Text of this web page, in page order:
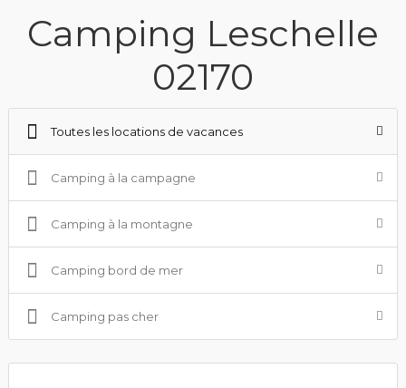
Camping Leschelle
02170
Toutes les locations de vacances
Camping à la campagne
Camping à la montagne
Camping bord de mer
Camping pas cher